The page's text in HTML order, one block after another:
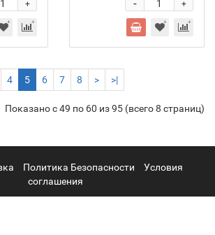
+ +
-
4 5 6 7 8 > >|
Показано с 49 по 60 из 95 (всего 8 страниц)
Политика Безопасности
Условия
соглашения